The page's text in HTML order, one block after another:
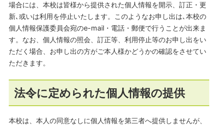
場合には、本校は皆様から提供された個人情報を開示、訂正・更
新､或いは利用を停止いたします。このようなお申し出は､本校の
個人情報保護委員会宛のe-mail・電話・郵便で行うことが出来ま
す。なお、個人情報の照会、訂正等、利用停止等のお申し出をい
ただく場合、お申し出の方がご本人様かどうかの確認をさせてい
ただきます。
法令に定められた個人情報の提供
本校は、本人の同意なしに個人情報を第三者へ提供しませんが、